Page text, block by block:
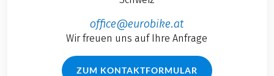
office@eurobike.at
Wir freuen uns auf Ihre Anfrage
ZUM KONTAKTFORMULAR